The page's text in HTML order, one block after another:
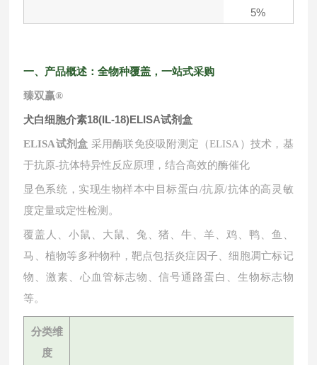
5%
一、产品概述：全物种覆盖，一站式采购
臻双赢®
犬白细胞介素18(IL-18)ELISA试剂盒
ELISA试剂盒 采用酶联免疫吸附测定（ELISA）技术，基
于抗原-抗体特异性反应原理，结合高效的酶催化
显色系统，实现生物样本中目标蛋白/抗原/抗体的高灵敏
度定量或定性检测。
覆盖人、小鼠、大鼠、兔、猪、牛、羊、鸡、鸭、鱼、
马、植物等多种物种，靶点包括炎症因子、细胞凋亡标记
物、激素、心血管标志物、信号通路蛋白、生物标志物
等。
分类维
度